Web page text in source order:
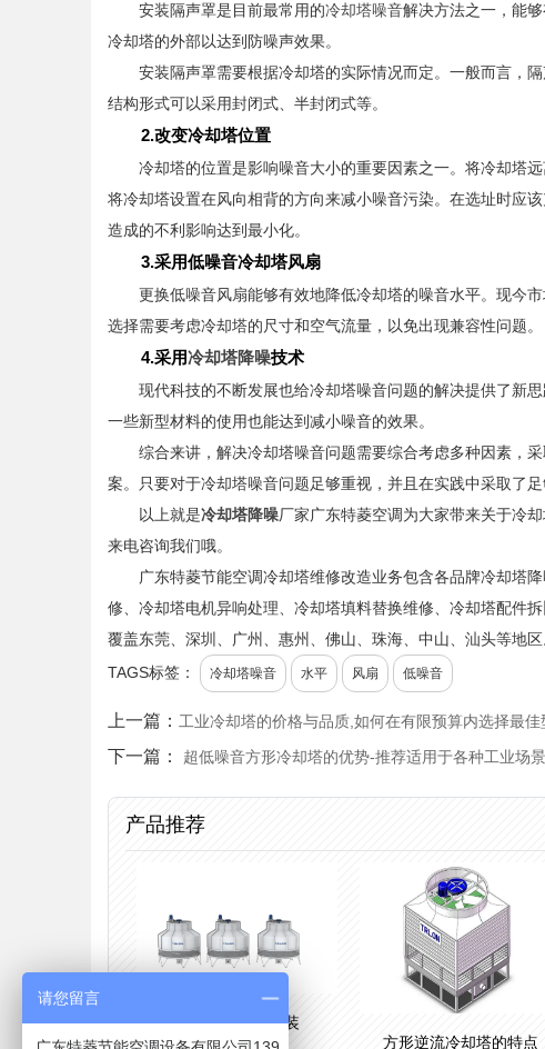
安装隔声罩是目前最常用的冷却塔噪音解决方法之一，能
冷却塔的外部以达到防噪声效果。
安装隔声罩需要根据冷却塔的实际情况而定。一般而言，隔
结构形式可以采用封闭式、半封闭式等。
2.改变冷却塔位置
冷却塔的位置是影响噪音大小的重要因素之一。将冷却塔远
将冷却塔设置在风向相背的方向来减小噪音污染。在选址时应
造成的不利影响达到最小化。
3.采用低噪音冷却塔风扇
更换低噪音风扇能够有效地降低冷却塔的噪音水平。现今市
选择需要考虑冷却塔的尺寸和空气流量，以免出现兼容性问题。
4.采用冷却塔降噪技术
现代科技的不断发展也给冷却塔噪音问题的解决提供了新思
一些新型材料的使用也能达到减小噪音的效果。
综合来讲，解决冷却塔噪音问题需要综合考虑多种因素，采
案。只要对于冷却塔噪音问题足够重视，并且在实践中采取了
以上就是冷却塔降噪厂家广东特菱空调为大家带来关于冷
来电咨询我们哦。
广东特菱节能空调冷却塔维修改造业务包含各品牌冷却塔
修、冷却塔电机异响处理、冷却塔填料替换维修、冷却塔配件
覆盖东莞、深圳、广州、惠州、佛山、珠海、中山、汕头等地区
TAGS标签：
冷却塔噪音 水平 风扇 低噪音
上一篇： 工业冷却塔的价格与品质,如何在有限预算内选择最佳
下一篇： 超低噪音方形冷却塔的优势-推荐适用于各种工业场景
产品推荐
玻璃钢冷却塔安装
方形逆流冷却塔的特点
请您留言